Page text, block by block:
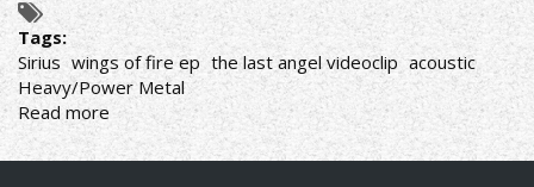
Tags:
Sirius wings of fire ep the last angel videoclip acoustic
Heavy/Power Metal
Read more about
SIRIUS:
ΔΕΙΤΕ